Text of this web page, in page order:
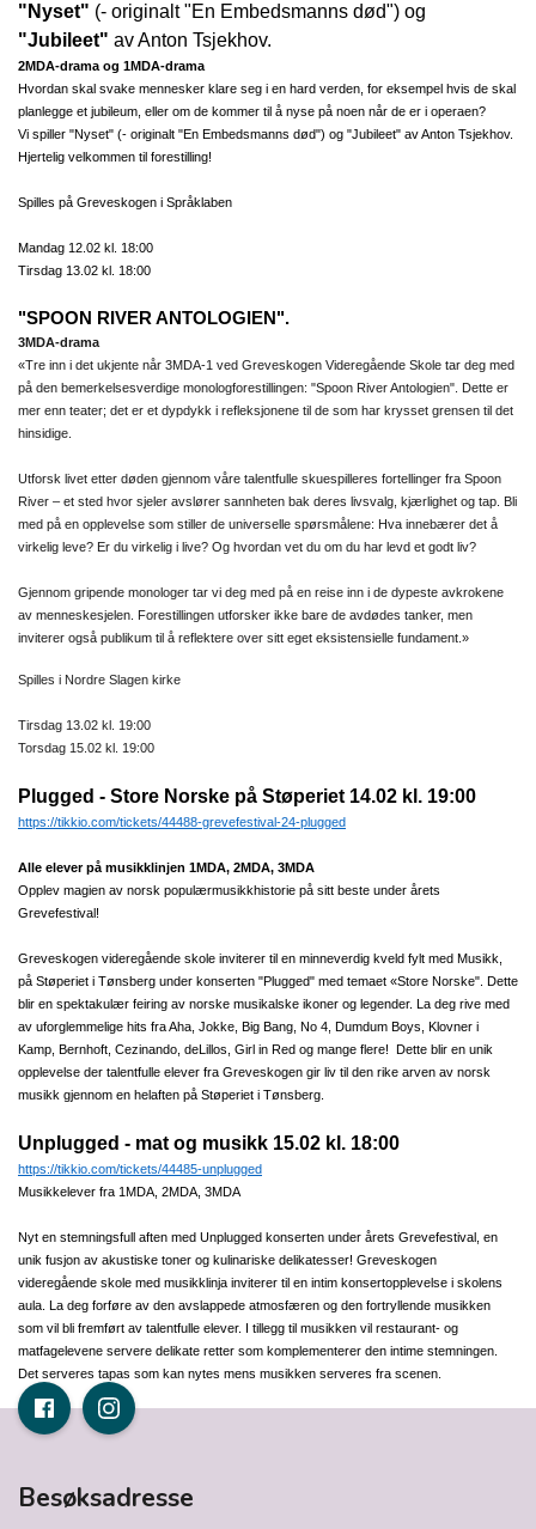
"Nyset" (- originalt "En Embedsmanns død") og
"Jubileet" av Anton Tsjekhov.
2MDA-drama og 1MDA-drama
Hvordan skal svake mennesker klare seg i en hard verden, for eksempel hvis de skal
planlegge et jubileum, eller om de kommer til å nyse på noen når de er i operaen?
Vi spiller "Nyset" (- originalt "En Embedsmanns død") og "Jubileet" av Anton Tsjekhov.
Hjertelig velkommen til forestilling!
Spilles på Greveskogen i Språklaben
Mandag 12.02 kl. 18:00
Tirsdag 13.02 kl. 18:00
"SPOON RIVER ANTOLOGIEN".
3MDA-drama
«Tre inn i det ukjente når 3MDA-1 ved Greveskogen Videregående Skole tar deg med
på den bemerkelsesverdige monologforestillingen: "Spoon River Antologien". Dette er
mer enn teater; det er et dypdykk i refleksjonene til de som har krysset grensen til det
hinsidige.
Utforsk livet etter døden gjennom våre talentfulle skuespilleres fortellinger fra Spoon
River – et sted hvor sjeler avslører sannheten bak deres livsvalg, kjærlighet og tap. Bli
med på en opplevelse som stiller de universelle spørsmålene: Hva innebærer det å
virkelig leve? Er du virkelig i live? Og hvordan vet du om du har levd et godt liv?
Gjennom gripende monologer tar vi deg med på en reise inn i de dypeste avkrokene
av menneskesjelen. Forestillingen utforsker ikke bare de avdødes tanker, men
inviterer også publikum til å reflektere over sitt eget eksistensielle fundament.»
Spilles i Nordre Slagen kirke
Tirsdag 13.02 kl. 19:00
Torsdag 15.02 kl. 19:00
Plugged - Store Norske på Støperiet 14.02 kl. 19:00
https://tikkio.com/tickets/44488-grevefestival-24-plugged
Alle elever på musikklinjen 1MDA, 2MDA, 3MDA
Opplev magien av norsk populærmusikkhistorie på sitt beste under årets
Grevefestival!
Greveskogen videregående skole inviterer til en minneverdig kveld fylt med Musikk,
på Støperiet i Tønsberg under konserten "Plugged" med temaet «Store Norske". Dette
blir en spektakulær feiring av norske musikalske ikoner og legender. La deg rive med
av uforglemmelige hits fra Aha, Jokke, Big Bang, No 4, Dumdum Boys, Klovner i
Kamp, Bernhoft, Cezinando, deLillos, Girl in Red og mange flere! Dette blir en unik
opplevelse der talentfulle elever fra Greveskogen gir liv til den rike arven av norsk
musikk gjennom en helaften på Støperiet i Tønsberg.
Unplugged - mat og musikk 15.02 kl. 18:00
https://tikkio.com/tickets/44485-unplugged
Musikkelever fra 1MDA, 2MDA, 3MDA
Nyt en stemningsfull aften med Unplugged konserten under årets Grevefestival, en
unik fusjon av akustiske toner og kulinariske delikatesser! Greveskogen
videregående skole med musikklinja inviterer til en intim konsertopplevelse i skolens
aula. La deg forføre av den avslappede atmosfæren og den fortryllende musikken
som vil bli fremført av talentfulle elever. I tillegg til musikken vil restaurant- og
matfagelevene servere delikate retter som komplementerer den intime stemningen.
Det serveres tapas som kan nytes mens musikken serveres fra scenen.
Besøksadresse